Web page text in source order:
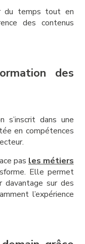
du temps tout en
des contenus
des
dans une
en compétences
pas les métiers
Elle permet
davantage sur des
l’expérience